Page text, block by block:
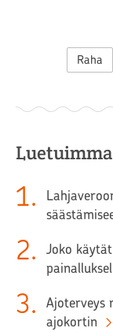
Raha
1.
2.
Joko
3.
Ajoterveys
ajokortin